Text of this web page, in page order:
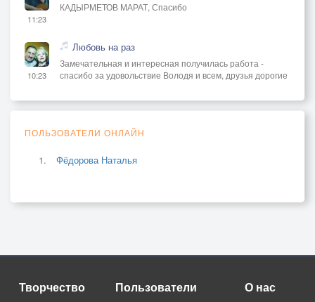
11:23
КАДЫРМЕТОВ МАРАТ, Спасибо
10:23
Любовь на раз
Замечательная и интересная получилась работа -
спасибо за удовольствие Володя и всем, друзья дорогие
ПОЛЬЗОВАТЕЛИ ОНЛАЙН
Фёдорова Наталья
Творчество Пользователи О нас